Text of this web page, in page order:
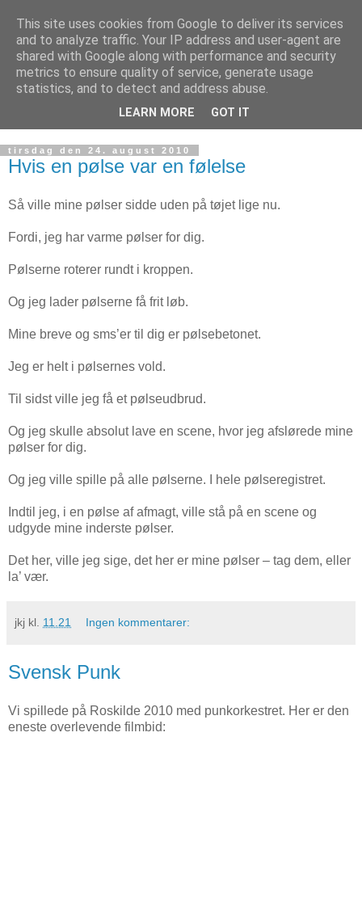
MONOLOGER - nyheder,
tanker + værker
© johan knattrup jensen
tirsdag den 24. august 2010
Hvis en pølse var en følelse
Så ville mine pølser sidde uden på tøjet lige nu.
Fordi, jeg har varme pølser for dig.
Pølserne roterer rundt i kroppen.
Og jeg lader pølserne få frit løb.
Mine breve og sms’er til dig er pølsebetonet.
Jeg er helt i pølsernes vold.
Til sidst ville jeg få et pølseudbrud.
Og jeg skulle absolut lave en scene, hvor jeg afslørede mine
pølser for dig.
Og jeg ville spille på alle pølserne. I hele pølseregistret.
Indtil jeg, i en pølse af afmagt, ville stå på en scene og
udgyde mine inderste pølser.
Det her, ville jeg sige, det her er mine pølser – tag dem, eller
la’ vær.
jkj kl. 11.21 Ingen kommentarer:
Svensk Punk
Vi spillede på Roskilde 2010 med punkorkestret. Her er den
eneste overlevende filmbid:
This site uses cookies from Google to deliver its services
and to analyze traffic. Your IP address and user-agent are
shared with Google along with performance and security
metrics to ensure quality of service, generate usage
statistics, and to detect and address abuse.
LEARN MORE GOT IT